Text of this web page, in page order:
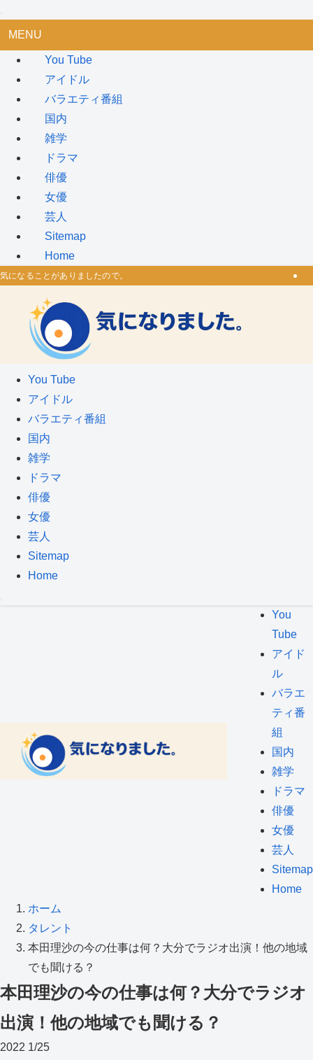
MENU
You Tube
アイドル
バラエティ番組
国内
雑学
ドラマ
俳優
女優
芸人
Sitemap
Home
気になることがありましたので。
You Tube
アイドル
バラエティ番組
国内
雑学
ドラマ
俳優
女優
芸人
Sitemap
Home
You
Tube
アイド
ル
バラエ
ティ番
組
国内
雑学
ドラマ
俳優
女優
芸人
Sitemap
Home
ホーム
タレント
本田理沙の今の仕事は何？大分でラジオ出演！他の地域
でも聞ける？
本田理沙の今の仕事は何？大分でラジオ
出演！他の地域でも聞ける？
2022 1/25